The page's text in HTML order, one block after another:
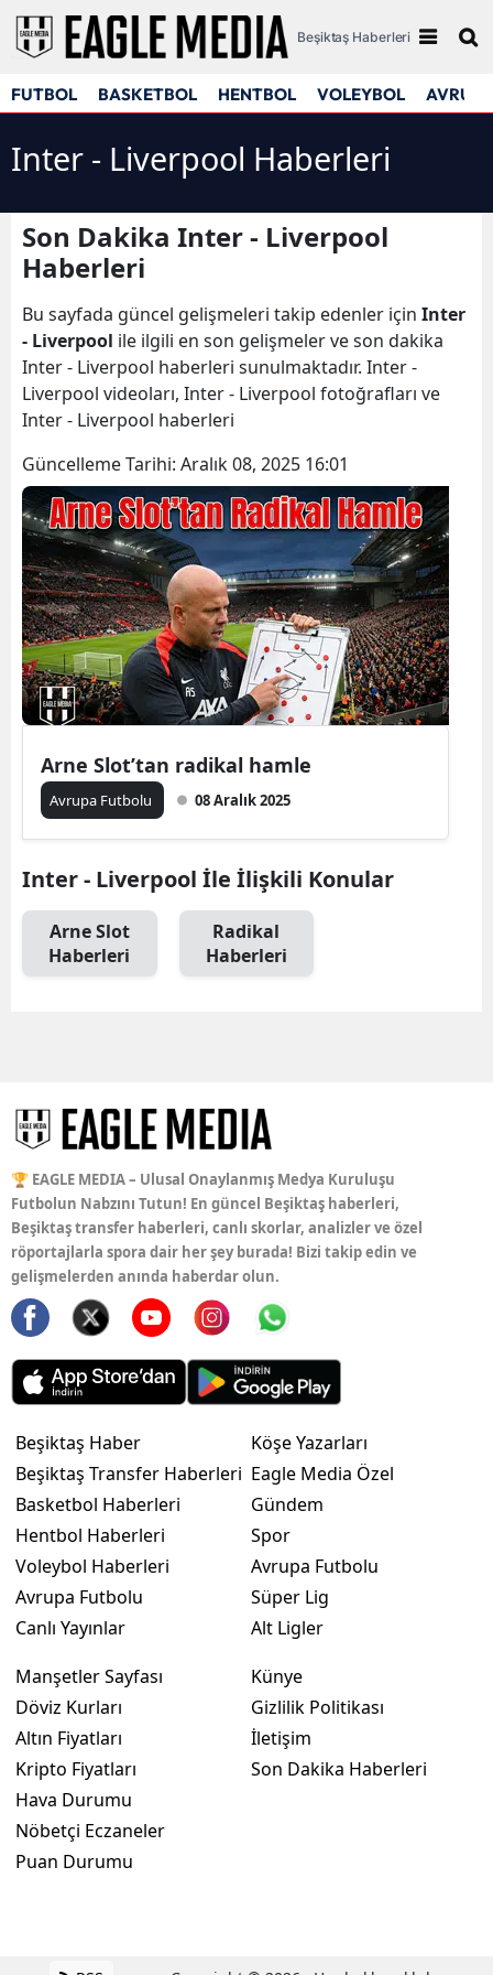
Beşiktaş Haberleri
FUTBOL BASKETBOL HENTBOL VOLEYBOL
Inter - Liverpool Haberleri
Son Dakika Inter - Liverpool
Haberleri
Bu sayfada güncel gelişmeleri takip edenler için Inter
- Liverpool ile ilgili en son gelişmeler ve son dakika
Inter - Liverpool haberleri sunulmaktadır. Inter -
Liverpool videoları, Inter - Liverpool fotoğrafları ve
Inter - Liverpool haberleri
Güncelleme Tarihi: Aralık 08, 2025 16:01
Arne Slot’tan radikal hamle
Avrupa Futbolu 08 Aralık 2025
Inter - Liverpool İle İlişkili Konular
Arne Slot
Haberleri
Radikal
Haberleri
🏆 EAGLE MEDIA – Ulusal Onaylanmış Medya Kuruluşu
Futbolun Nabzını Tutun! En güncel Beşiktaş haberleri,
Beşiktaş transfer haberleri, canlı skorlar, analizler ve özel
röportajlarla spora dair her şey burada! Bizi takip edin ve
gelişmelerden anında haberdar olun.
Beşiktaş Haber
Beşiktaş Transfer Haberleri
Basketbol Haberleri
Hentbol Haberleri
Voleybol Haberleri
Avrupa Futbolu
Canlı Yayınlar
Köşe Yazarları
Eagle Media Özel
Gündem
Spor
Avrupa Futbolu
Süper Lig
Alt Ligler
Manşetler Sayfası
Döviz Kurları
Altın Fiyatları
Kripto Fiyatları
Hava Durumu
Nöbetçi Eczaneler
Puan Durumu
Künye
Gizlilik Politikası
İletişim
Son Dakika Haberleri